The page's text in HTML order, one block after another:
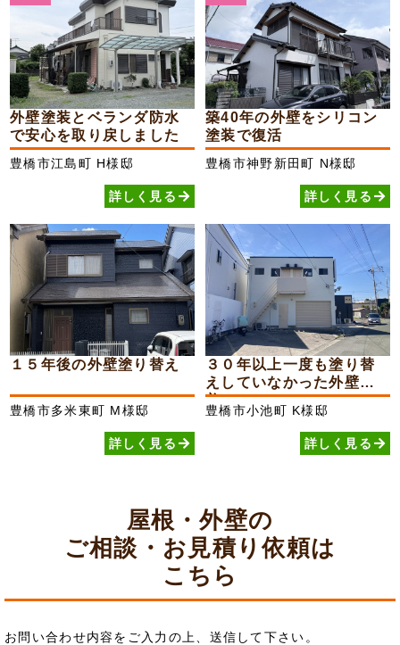
外壁塗装とベランダ防水
で安心を取り戻しました
豊橋市江島町 H様邸
詳しく見る
築40年の外壁をシリコン
塗装で復活
豊橋市神野新田町 N様邸
詳しく見る
１５年後の外壁塗り替え
豊橋市多米東町 M様邸
詳しく見る
３０年以上一度も塗り替
えしていなかった外壁が
美...
豊橋市小池町 K様邸
詳しく見る
屋根・外壁の
ご相談・お見積り依頼は
こちら
お問い合わせ内容をご入力の上、送信して下さい。